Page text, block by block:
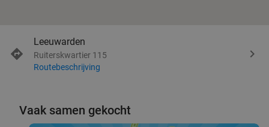
Leeuwarden
Ruiterskwartier 115
Routebeschrijving
Vaak samen gekocht